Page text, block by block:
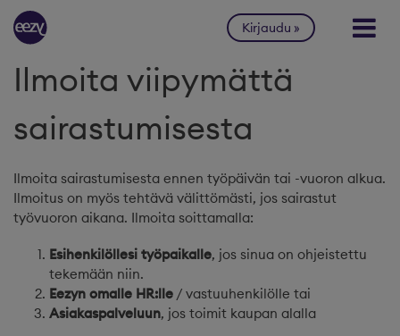
Siirry sisältöön
Kirjaudu
Ilmoita viipymättä
sairastumisesta
Ilmoita sairastumisesta ennen työpäivän tai -vuoron alkua.
Ilmoitus on myös tehtävä välittömästi, jos sairastut
työvuoron aikana. Ilmoita soittamalla:
Esihenkilöllesi työpaikalle, jos sinua on ohjeistettu
tekemään niin.
Eezyn omalle HR:lle / vastuuhenkilölle tai
Asiakaspalveluun, jos toimit kaupan alalla